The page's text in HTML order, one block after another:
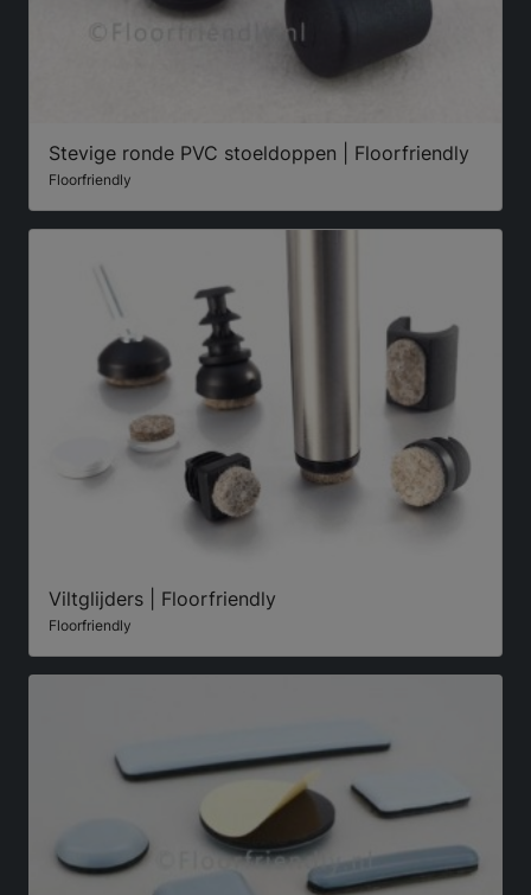
Stevige ronde PVC stoeldoppen | Floorfriendly
Floorfriendly
Viltglijders | Floorfriendly
Floorfriendly